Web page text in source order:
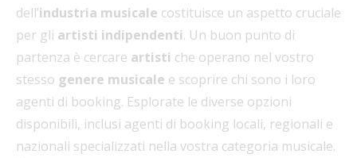
dell’industria musicale costituisce un aspetto cruciale
per gli artisti indipendenti. Un buon punto di
partenza è cercare artisti che operano nel vostro
stesso genere musicale e scoprire chi sono i loro
agenti di booking. Esplorate le diverse opzioni
disponibili, inclusi agenti di booking locali, regionali e
nazionali specializzati nella vostra categoria musicale.